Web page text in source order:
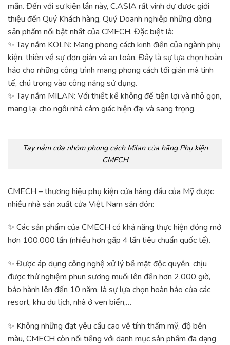
mắn. Đến với sự kiện lần này, C.ASIA rất vinh dự được giới
thiệu đến Quý Khách hàng, Quý Doanh nghiệp những dòng
sản phẩm nổi bật nhất của CMECH. Đặc biệt là:
✨ Tay nắm KOLN: Mang phong cách kinh điển của ngành phụ
kiện, thiên về sự đơn giản và an toàn. Đây là sự lựa chọn hoàn
hảo cho những công trình mang phong cách tối giản mà tinh
tế, chú trọng vào công năng sử dụng.
✨ Tay nắm MILAN: Với thiết kế không đế tiện lợi và nhỏ gọn,
mang lại cho ngôi nhà cảm giác hiện đại và sang trọng.
Tay nắm cửa nhôm phong cách Milan của hãng Phụ kiện
CMECH
CMECH – thương hiệu phụ kiện cửa hàng đầu của Mỹ được
nhiều nhà sản xuất cửa Việt Nam săn đón:
✨ Các sản phẩm của CMECH có khả năng thực hiện đóng mở
hơn 100.000 lần (nhiều hơn gấp 4 lần tiêu chuẩn quốc tế).
✨ Được áp dụng công nghệ xử lý bề mặt độc quyền, chịu
được thử nghiệm phun sương muối lên đến hơn 2.000 giờ,
bảo hành lên đến 10 năm, là sự lựa chọn hoàn hảo của các
resort, khu du lịch, nhà ở ven biển,…
✨ Không những đạt yêu cầu cao về tính thẩm mỹ, độ bền
màu, CMECH còn nổi tiếng với danh mục sản phẩm đa dạng